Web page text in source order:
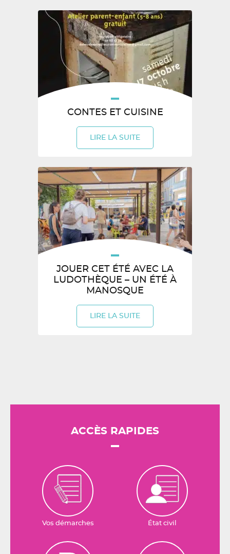
CONTES ET CUISINE
LIRE LA SUITE
JOUER CET ÉTÉ AVEC LA
LUDOTHÈQUE – UN ÉTÉ À
MANOSQUE
LIRE LA SUITE
ACCÈS RAPIDES
Vos démarches État civil